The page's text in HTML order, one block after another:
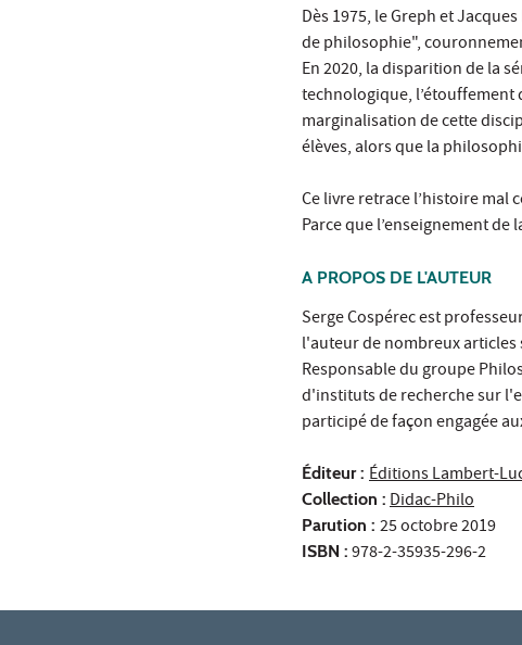
Dès 1975, le Greph et
de philosophie",
En 2020, la disparition de la
technologique,
marginalisation de cette
élèves, alors que la
Ce livre retrace l’histoire mal
Parce que l’enseignement
A PROPOS DE L'AUTEUR
Serge Cospérec est
l'auteur de nombreux articles
Responsable du groupe
d'instituts de recherche sur
participé de façon engagée
Éditeur : Éditions Lambert-
Collection : Didac-Philo
Parution : 25 octobre 2019
ISBN : 978-2-35935-296-2